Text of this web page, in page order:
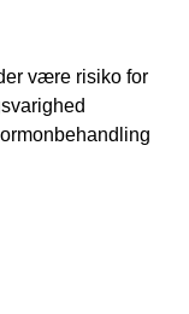
være risiko for